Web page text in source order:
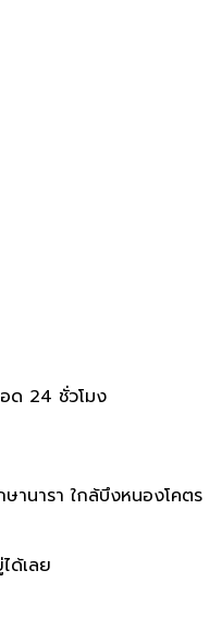
ด 24 ชั่วโมง
านารา ใกล้บึงหนองโคตร
ด้เลย